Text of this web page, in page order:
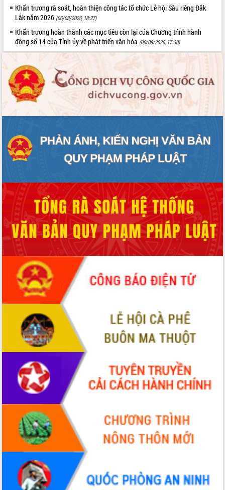
Khẩn trương rà soát, hoàn thiện công tác tổ chức Lễ hội Sầu riêng Đắk
Lắk năm 2026 (06/08/2026, 18:27)
Khẩn trương hoàn thành các mục tiêu còn lại của Chương trình hành
động số 14 của Tỉnh ủy về phát triển văn hóa (06/08/2026, 17:30)